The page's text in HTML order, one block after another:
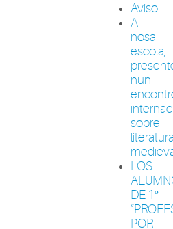
Aviso
A
nosa
escola,
nun
sobre
LOS
DE 1º
POR